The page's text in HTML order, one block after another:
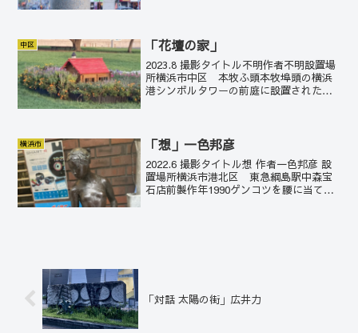
現するこ...
中区 「花壇の家」
2023.8 撮影タイトル不明作者不明設置場
所横浜市中区 本牧ふ頭本牧埠頭の横浜
港シンボルタワーの前庭に設置された花
横浜市 「想」一色邦彦
2022.6 撮影タイトル想 作者一色邦彦 設
置場所横浜市港北区 東急綱島駅中森宝
石店前製作年1990ゲンコツを腰に当て、
「対話 太陽の街」広井力